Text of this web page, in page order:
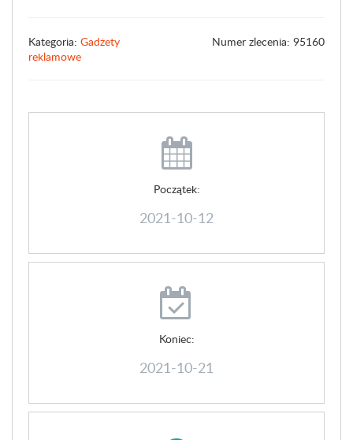
Kategoria: Gadżety
reklamowe
Numer zlecenia: 95160
Początek:
2021-10-12
Koniec:
2021-10-21